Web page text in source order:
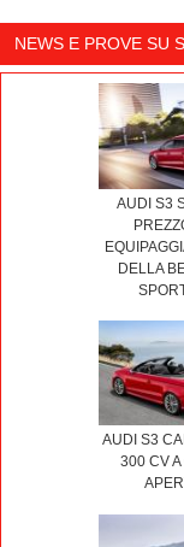
NEWS E PROVE SU
AUDI S3
DELLA
AUDI S3
300 CV